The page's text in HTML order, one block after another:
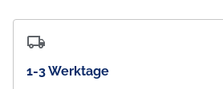
1-3 Werktage